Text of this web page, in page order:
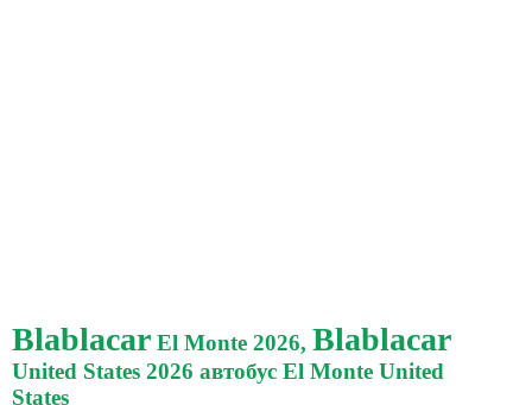
Blablacar El Monte 2026, Blablacar
United States 2026 автобус El Monte United
States